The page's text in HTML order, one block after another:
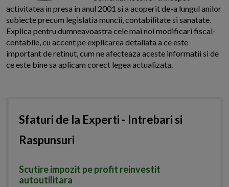
activitatea in presa in anul 2001 si a acoperit de-a lungul anilor
subiecte precum legislatia muncii, contabilitate si sanatate.
Explica pentru dumneavoastra cele mai noi modificari fiscal-
contabile, cu accent pe explicarea detaliata a ce este
important de retinut, cum ne afecteaza aceste informatii si de
ce este bine sa aplicam corect legea actualizata.
Sfaturi de la Experti - Intrebari si
Raspunsuri
Scutire impozit pe profit reinvestit
autoutilitara